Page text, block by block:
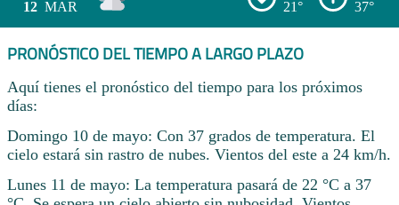
12 MAR 21° 37°
PRONÓSTICO DEL TIEMPO A LARGO PLAZO
Aquí tienes el pronóstico del tiempo para los próximos
días:
Domingo 10 de mayo: Con 37 grados de temperatura. El
cielo estará sin rastro de nubes. Vientos del este a 24 km/h.
Lunes 11 de mayo: La temperatura pasará de 22 °C a 37